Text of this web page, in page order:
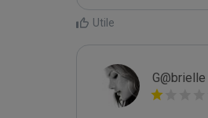
Utile
G@brielle